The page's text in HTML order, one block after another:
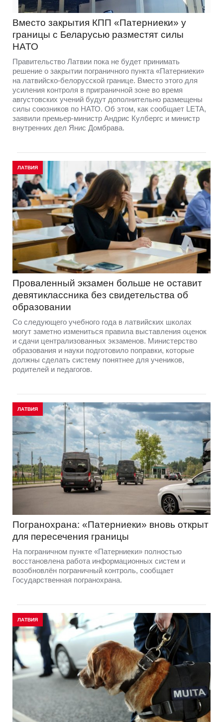
Вместо закрытия КПП «Патерниеки» у
границы с Беларусью разместят силы
НАТО
Правительство Латвии пока не будет принимать
решение о закрытии пограничного пункта «Патерниеки»
на латвийско-белорусской границе. Вместо этого для
усиления контроля в приграничной зоне во время
августовских учений будут дополнительно размещены
силы союзников по НАТО. Об этом, как сообщает LETA,
заявили премьер-министр Андрис Кулбергс и министр
внутренних дел Янис Домбрава.
ЛАТВИЯ
Проваленный экзамен больше не оставит
девятиклассника без свидетельства об
образовании
Со следующего учебного года в латвийских школах
могут заметно измениться правила выставления оценок
и сдачи централизованных экзаменов. Министерство
образования и науки подготовило поправки, которые
должны сделать систему понятнее для учеников,
родителей и педагогов.
ЛАТВИЯ
Погранохрана: «Патерниеки» вновь открыт
для пересечения границы
На пограничном пункте «Патерниеки» полностью
восстановлена работа информационных систем и
возобновлён пограничный контроль, сообщает
Государственная погранохрана.
ЛАТВИЯ